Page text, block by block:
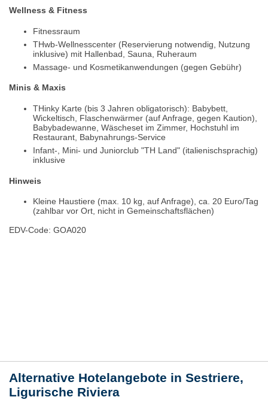
Wellness & Fitness
Fitnessraum
THwb-Wellnesscenter (Reservierung notwendig, Nutzung
inklusive) mit Hallenbad, Sauna, Ruheraum
Massage- und Kosmetikanwendungen (gegen Gebühr)
Minis & Maxis
THinky Karte (bis 3 Jahren obligatorisch): Babybett,
Wickeltisch, Flaschenwärmer (auf Anfrage, gegen Kaution),
Babybadewanne, Wäscheset im Zimmer, Hochstuhl im
Restaurant, Babynahrungs-Service
Infant-, Mini- und Juniorclub "TH Land" (italienischsprachig)
inklusive
Hinweis
Kleine Haustiere (max. 10 kg, auf Anfrage), ca. 20 Euro/Tag
(zahlbar vor Ort, nicht in Gemeinschaftsflächen)
EDV-Code: GOA020
Alternative Hotelangebote in Sestriere,
Ligurische Riviera